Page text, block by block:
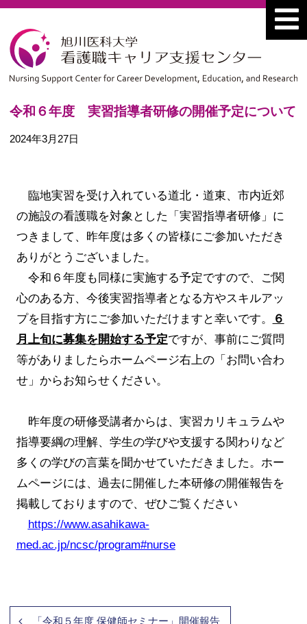
令和６年度 実習指導者研修の開催予定について
2024年3月27日
臨地実習を受け入れている道北・道東、市内近郊
の施設の看護職を対象とした「実習指導者研修」に
つきまして、昨年度は多くの皆様にご参加いただき
ありがとうございました。
令和６年度も同様に実施する予定ですので、ご関
心のある方、今後実習指導者となる方やスキルアッ
プを目指す方にご参加いただけますと幸いです。
６
月上旬に募集を開始する予定ですが、事前にご質問
等がありましたらホームページ右上の「お問い合わ
せ」からお知らせください。
昨年度の研修受講者からは、実習カリキュラムや
指導要綱の理解、学生の学びや支援する関わりなど
多くの学びの言葉を聞かせていただきました。ホー
ムページには、過去に開催した本研修の開催報告を
掲載しておりますので、ぜひご覧ください
https://www.asahikawa-
med.ac.jp/ncsc/program#nurse
「令和５年度 保健師セミナー」開催報告